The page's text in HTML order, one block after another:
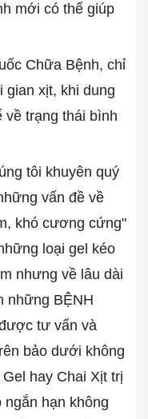
mới có thể giúp
Chữa Bệnh, chỉ
xịt, khi dung
về trạng thái bình
tôi khuyên quý
vấn đề về
khó cương cứng"
loại gel kéo
nhưng về lâu dài
những BỆNH
tư vấn và
bảo dưới không
hay Chai Xịt trị
hạn không